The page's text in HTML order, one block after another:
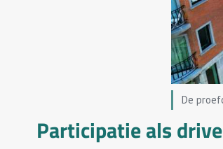
De
Participatie als